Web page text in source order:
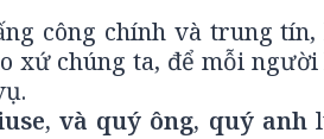
công chính và trung tín,
xứ chúng ta, để mỗi
và quý ông, quý anh